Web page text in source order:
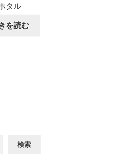
タル
を読む
検索